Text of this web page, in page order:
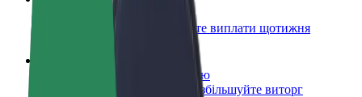
Доставляйте їжу та отримуйте виплати щотижня
Додати ресторан чи крамницю
Залучайте більше клієнтів та збільшуйте виторг